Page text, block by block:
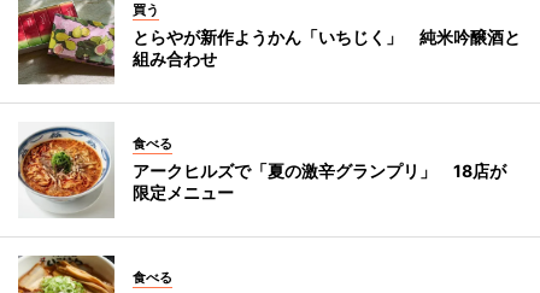
買う
とらやが新作ようかん「いちじく」 純米吟醸酒と
組み合わせ
食べる
アークヒルズで「夏の激辛グランプリ」 18店が
限定メニュー
食べる